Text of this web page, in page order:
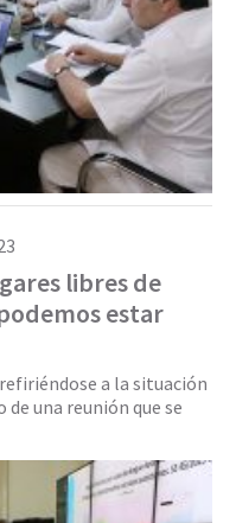
libres de
estar
a la situación
una reunión que se